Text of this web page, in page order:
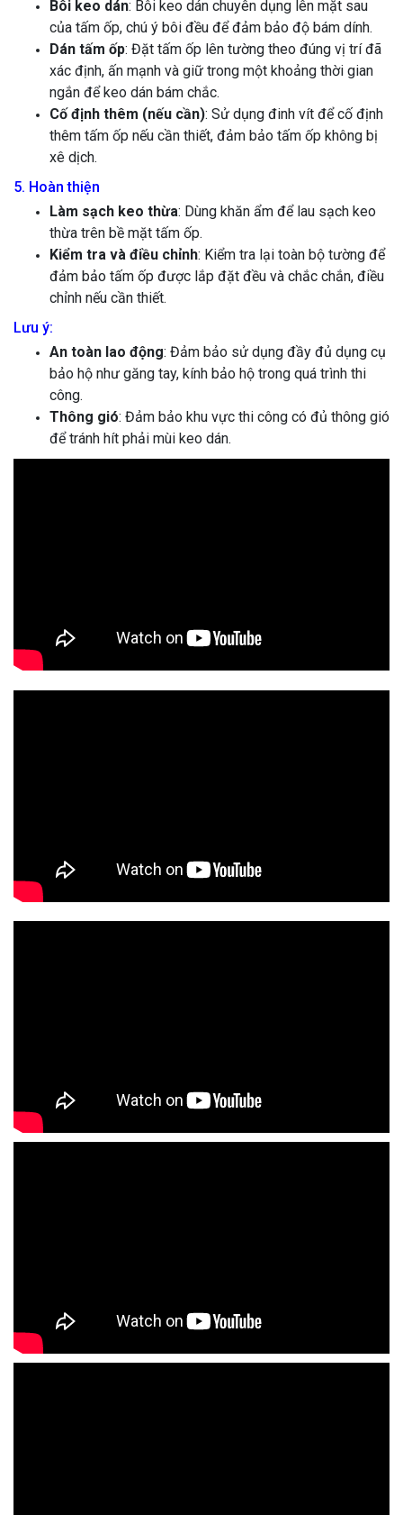
Bôi keo dán: Bôi keo dán chuyên dụng lên mặt sau
của tấm ốp, chú ý bôi đều để đảm bảo độ bám dính.
Dán tấm ốp: Đặt tấm ốp lên tường theo đúng vị trí đã
xác định, ấn mạnh và giữ trong một khoảng thời gian
ngắn để keo dán bám chắc.
Cố định thêm (nếu cần): Sử dụng đinh vít để cố định
thêm tấm ốp nếu cần thiết, đảm bảo tấm ốp không bị
xê dịch.
5. Hoàn thiện
Làm sạch keo thừa: Dùng khăn ẩm để lau sạch keo
thừa trên bề mặt tấm ốp.
Kiểm tra và điều chỉnh: Kiểm tra lại toàn bộ tường để
đảm bảo tấm ốp được lắp đặt đều và chắc chắn, điều
chỉnh nếu cần thiết.
Lưu ý:
An toàn lao động: Đảm bảo sử dụng đầy đủ dụng cụ
bảo hộ như găng tay, kính bảo hộ trong quá trình thi
công.
Thông gió: Đảm bảo khu vực thi công có đủ thông gió
để tránh hít phải mùi keo dán.